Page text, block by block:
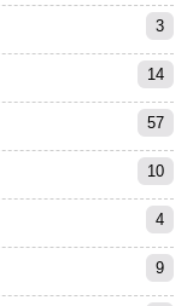
3
14
57
10
4
9